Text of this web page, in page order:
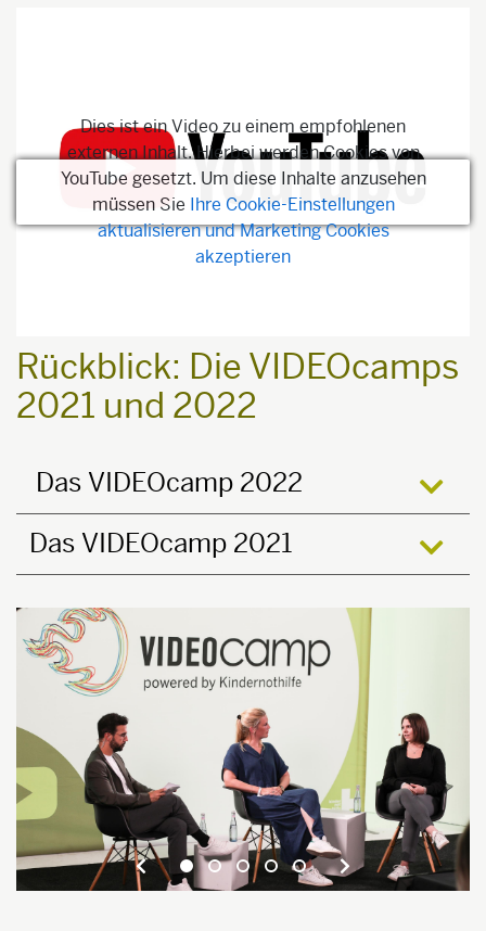
Dies ist ein Video zu einem empfohlenen
externen Inhalt. Hierbei werden Cookies von
YouTube gesetzt. Um diese Inhalte anzusehen
müssen Sie Ihre Cookie-Einstellungen
aktualisieren und Marketing Cookies
akzeptieren
Rückblick: Die VIDEOcamps
2021 und 2022
Das VIDEOcamp 2022
Das VIDEOcamp 2021